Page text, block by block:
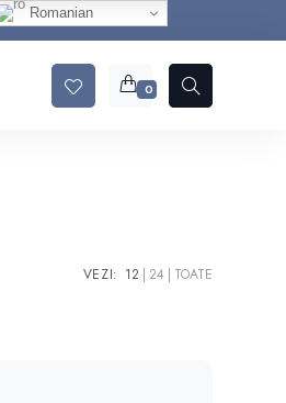
0
VEZI: 12 24 TOATE
Romanian